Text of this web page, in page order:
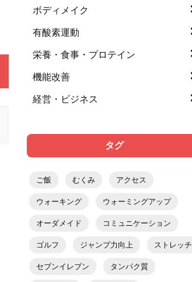
ボディメイク
有酸素運動
栄養・食事・プロテイン
機能改善
経営・ビジネス
タグ
ご飯 むくみ アクセス
ウォーキング ウォーミングアップ
オーダメイド コミュニケーション
ゴルフ ジャンプ力向上 ストレッチ
セブンイレブン タンパク質